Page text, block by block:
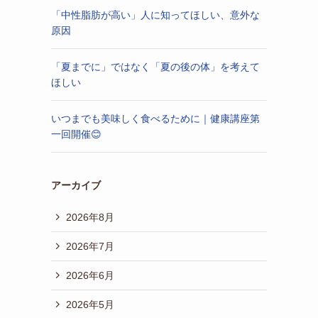
「中性脂肪が高い」人に知ってほしい、意外な
原因
「夏までに」ではなく「夏の後の体」を考えて
ほしい
いつまでも美味しく食べるために｜健康講座第
一回開催😊
アーカイブ
2026年8月
2026年7月
2026年6月
2026年5月